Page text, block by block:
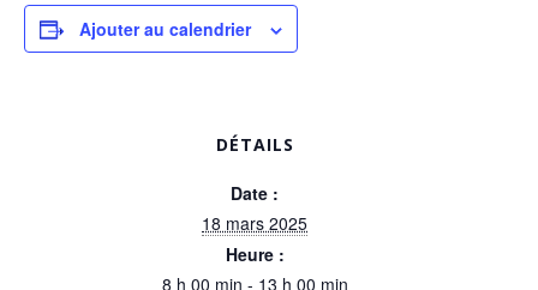
Ajouter au calendrier
DÉTAILS
Date :
18 mars 2025
Heure :
8 h 00 min - 13 h 00 min